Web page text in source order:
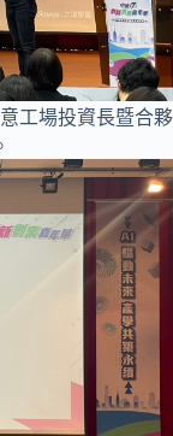
工場投資長暨合夥